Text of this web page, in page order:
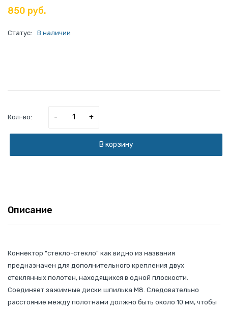
850 руб.
Статус: В наличии
Кол-во: - +
В корзину
Описание
Коннектор "стекло-стекло" как видно из названия
предназначен для дополнительного крепления двух
стеклянных полотен, находящихся в одной плоскости.
Соединяет зажимные диски шпилька М8. Следовательно
расстояние между полотнами должно быть около 10 мм, чтобы